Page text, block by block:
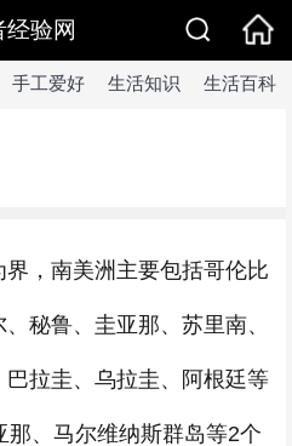
经验网
手工爱好 生活知识 生活百科
，南美洲主要包括哥伦比
秘鲁、圭亚那、苏里南、
拉圭、乌拉圭、阿根廷等
那、马尔维纳斯群岛等2个